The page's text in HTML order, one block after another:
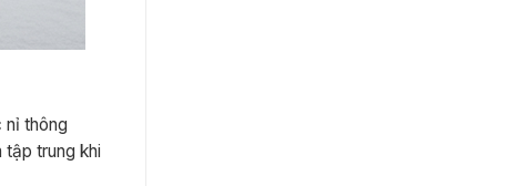
nỉ thông
trung khi